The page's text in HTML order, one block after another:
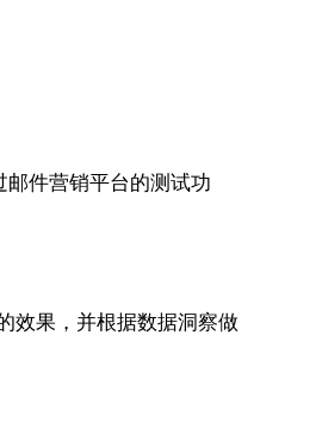
件营销平台的测试功
效果，并根据数据洞察做